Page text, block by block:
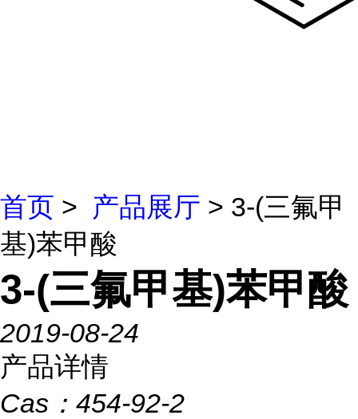
首页 > 产品展厅 > 3-(三氟甲
基)苯甲酸
3-(三氟甲基)苯甲酸
2019-08-24
产品详情
Cas： 454-92-2